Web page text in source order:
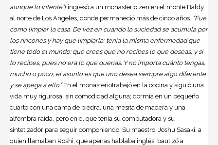
aunque lo intenté”) ingresó a un monasterio zen en el monte Baldy,
al norte de Los Angeles, donde permaneció más de cinco años. “Fue
como limpiar la casa. De vez en cuando la suciedad se acumula por
los rincones y hay que limpiarla; tenía la misma enfermedad que
tiene todo el mundo: que crees que no recibes lo que deseas, y si
lo recibes, pues no era lo que querías. Y no importa cuánto tengas,
mucho o poco, el asunto es que uno desea siempre algo diferente
y se apega a ello.”En el monasteriotrabajó en la cocina y siguió una
vida muy rigurosa, sin comodidad alguna; dormía en un pequeño
cuarto con una cama de piedra, una mesita de madera y una
alfombra raída, pero en el que tenía su computadora y su
sintetizador para seguir componiendo. Su maestro, Joshu Sasaki, a
quien llamaban Roshi, que apenas hablaba inglés, bautizó a